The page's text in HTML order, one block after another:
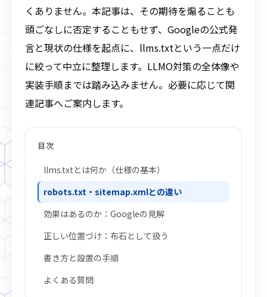
くありません。本記事は、その期待を煽ることも
頭ごなしに否定することもせず、Googleの公式発
言と現状の仕様を起点に、llms.txtという一点だけ
に絞って中立に整理します。LLMO対策の全体像や
実装手順までは踏み込みません。必要に応じて関
連記事へご案内します。
目次
llms.txtとは何か（仕様の基本）
robots.txt・sitemap.xmlとの違い
効果はあるのか：Googleの見解
正しい位置づけ：布石として扱う
書き方と設置の手順
よくある質問